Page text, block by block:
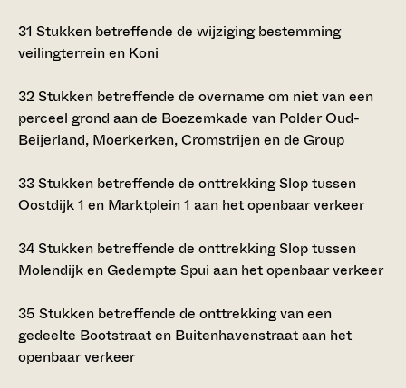
31 Stukken betreffende de wijziging bestemming
veilingterrein en Koni
32Stukken betreffende de overname om niet van een
perceel grond aan de Boezemkade van Polder Oud-
Beijerland, Moerkerken, Cromstrijen en de Group
33Stukken betreffende de onttrekking Slop tussen
Oostdijk 1 en Marktplein 1 aan het openbaar verkeer
34Stukken betreffende de onttrekking Slop tussen
Molendijk en Gedempte Spui aan het openbaar verkeer
35 Stukken betreffende de onttrekking van een
gedeelte Bootstraat en Buitenhavenstraat aan het
openbaar verkeer